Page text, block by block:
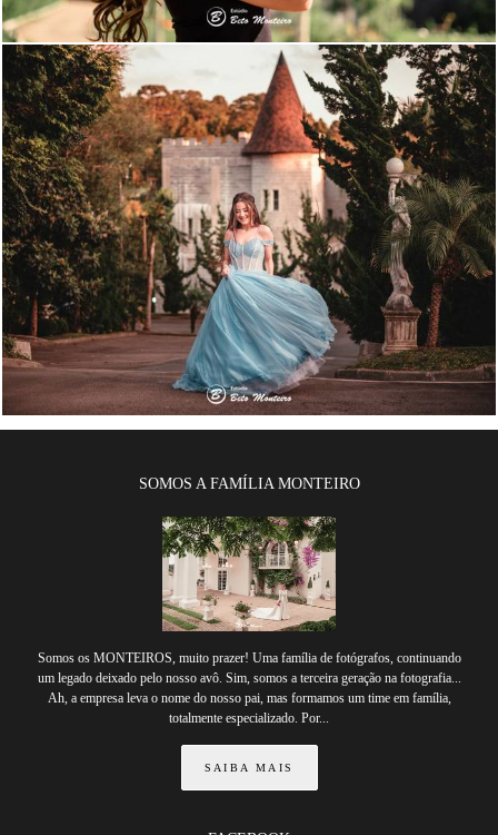
1864 0
SOMOS A FAMÍLIA MONTEIRO
Somos os MONTEIROS, muito prazer! Uma família de fotógrafos, continuando
um legado deixado pelo nosso avô. Sim, somos a terceira geração na fotografia...
Ah, a empresa leva o nome do nosso pai, mas formamos um time em família,
totalmente especializado. Por...
SAIBA MAIS